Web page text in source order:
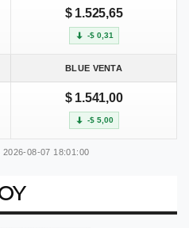
$ 1.525,65
-$ 0,31
BLUE VENTA
$ 1.541,00
-$ 5,00
2026-08-07 18:01:00